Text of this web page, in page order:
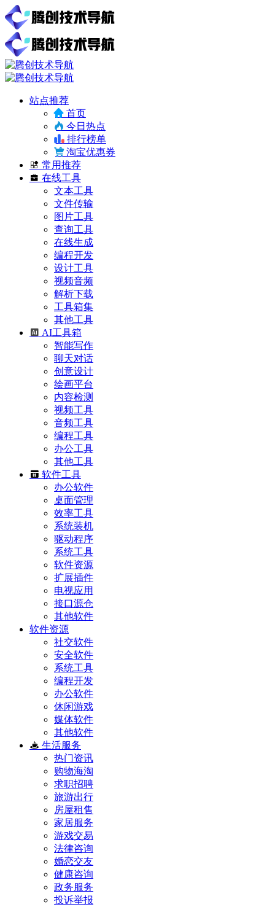
站点推荐
首页
今日热点
排行榜单
淘宝优惠券
常用推荐
在线工具
文本工具
文件传输
图片工具
查询工具
在线生成
编程开发
设计工具
视频音频
解析下载
工具箱集
其他工具
AI工具箱
智能写作
聊天对话
创意设计
绘画平台
内容检测
视频工具
音频工具
编程工具
办公工具
其他工具
软件工具
办公软件
桌面管理
效率工具
系统装机
驱动程序
系统工具
软件资源
扩展插件
电视应用
接口源仓
其他软件
软件资源
社交软件
安全软件
系统工具
编程开发
办公软件
休闲游戏
媒体软件
其他软件
生活服务
热门资讯
购物海淘
求职招聘
旅游出行
房屋租售
家居服务
游戏交易
法律咨询
婚恋交友
健康咨询
政务服务
投诉举报